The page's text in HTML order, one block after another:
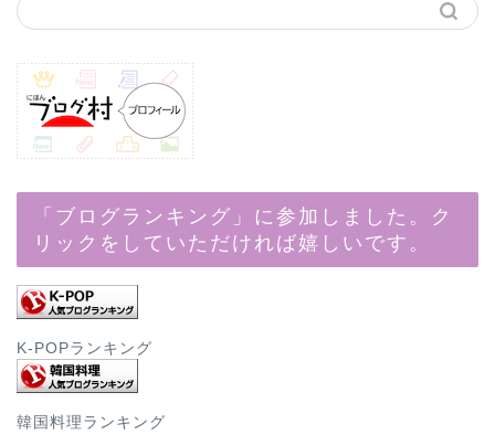
「ブログランキング」に参加しました。ク
リックをしていただければ嬉しいです。
K-POPランキング
韓国料理ランキング